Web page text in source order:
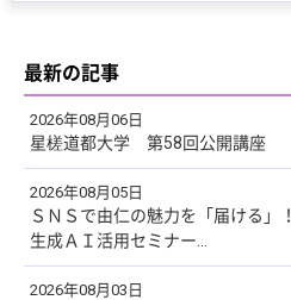
最新の記事
2026年08月06日
星槎道都大学 第58回公開講座
2026年08月05日
ＳＮＳで由仁の魅力を「届ける」！
生成ＡＩ活用セミナー...
2026年08月03日